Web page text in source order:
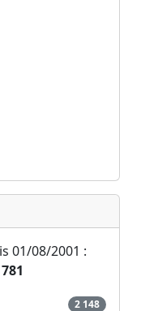
01/08/2001 :
2 148